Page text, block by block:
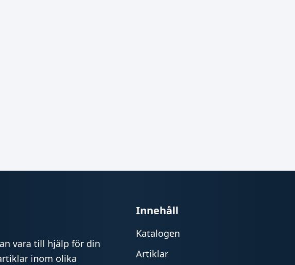
vara till hjälp för din
inom olika
Innehåll
Katalogen
Artiklar